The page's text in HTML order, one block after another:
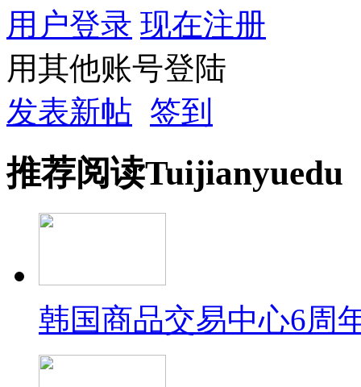
用户登录 现在注册
用其他账号登陆
发表新帖 签到
推荐阅读Tuijianyuedu
韩国商品交易中心6周